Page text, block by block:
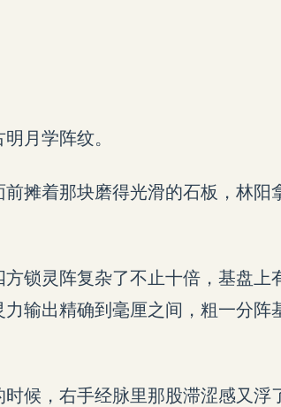
月学阵纹。
摊着那块磨得光滑的石板，林阳
锁灵阵复杂了不止十倍，基盘上
输出精确到毫厘之间，粗一分阵
候，右手经脉里那股滞涩感又浮